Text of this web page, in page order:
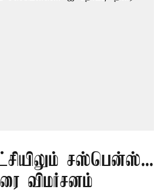
சஸ்பென்ஸ்...
விமர்சனம்